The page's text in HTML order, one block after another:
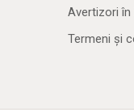
Avertizori în
Termeni și